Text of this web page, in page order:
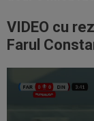
VIDEO cu
Farul